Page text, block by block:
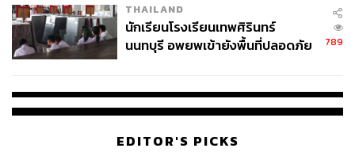
จ่ายหนี้-แอบระบุแบรนด์
THAILAND
นักเรียนโรงเรียนเทพศิรินทร์
นนทบุรี อพยพเข้ายังพื้นที่ปลอดภัย
789
EDITOR'S PICKS